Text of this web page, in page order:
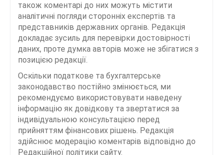
також коментарі до них можуть містити
аналітичні погляди сторонніх експертів та
представників державних органів. Редакція
докладає зусиль для перевірки достовірності
даних, проте думка авторів може не збігатися з
позицією редакції.
Оскільки податкове та бухгалтерське
законодавство постійно змінюється, ми
рекомендуємо використовувати наведену
інформацію як довідкову та звертатися за
індивідуальною консультацією перед
прийняттям фінансових рішень. Редакція
здійснює модерацію коментарів відповідно до
Редакційної політики сайту.